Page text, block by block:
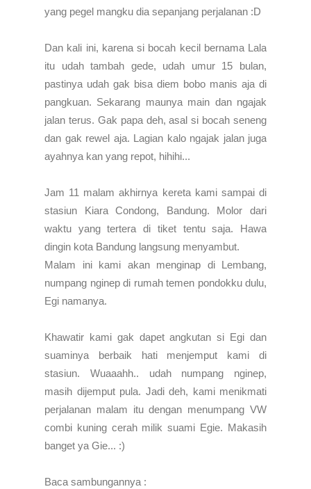
yang pegel mangku dia sepanjang perjalanan :D
Dan kali ini, karena si bocah kecil bernama Lala
itu udah tambah gede, udah umur 15 bulan,
pastinya udah gak bisa diem bobo manis aja di
pangkuan. Sekarang maunya main dan ngajak
jalan terus. Gak papa deh, asal si bocah seneng
dan gak rewel aja. Lagian kalo ngajak jalan juga
ayahnya kan yang repot, hihihi...
Jam 11 malam akhirnya kereta kami sampai di
stasiun Kiara Condong, Bandung. Molor dari
waktu yang tertera di tiket tentu saja. Hawa
dingin kota Bandung langsung menyambut.
Malam ini kami akan menginap di Lembang,
numpang nginep di rumah temen pondokku dulu,
Egi namanya.
Khawatir kami gak dapet angkutan si Egi dan
suaminya berbaik hati menjemput kami di
stasiun. Wuaaahh.. udah numpang nginep,
masih dijemput pula. Jadi deh, kami menikmati
perjalanan malam itu dengan menumpang VW
combi kuning cerah milik suami Egie. Makasih
banget ya Gie... :)
Baca sambungannya :